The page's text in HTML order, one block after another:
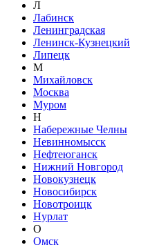
Л
Лабинск
Ленинградская
Ленинск-Кузнецкий
Липецк
М
Михайловск
Москва
Муром
Н
Набережные Челны
Невинномысск
Нефтеюганск
Нижний Новгород
Новокузнецк
Новосибирск
Новотроицк
Нурлат
О
Омск